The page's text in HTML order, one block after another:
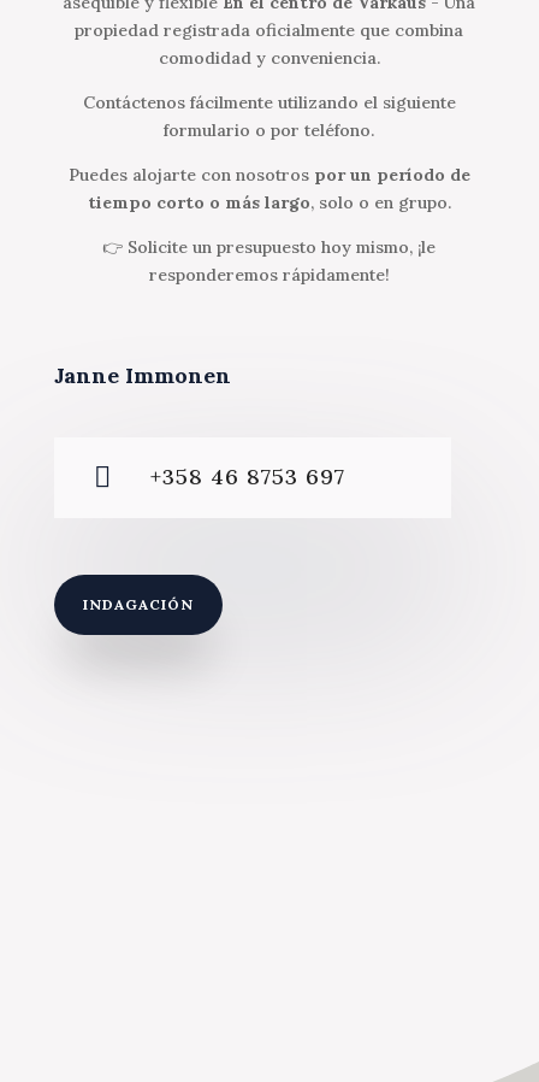
propiedad registrada oficialmente que combina
comodidad y conveniencia.
Contáctenos fácilmente utilizando el siguiente
formulario o por teléfono.
Puedes alojarte con nosotros por un período de
tiempo corto o más largo, solo o en grupo.
👉 Solicite un presupuesto hoy mismo, ¡le
responderemos rápidamente!
Janne Immonen
 +358 46 8753 697
INDAGACIÓN